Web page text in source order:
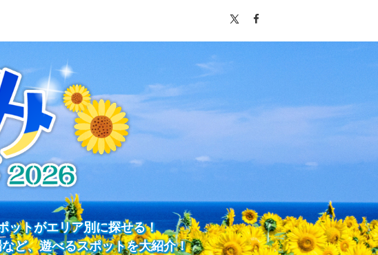
ットがエリア別に探せる！
ど、遊べるスポットを大紹介！